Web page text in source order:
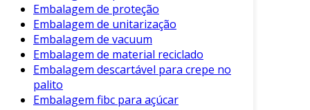
Esses benefícios fazem das embalagens de
papel biodegradável uma escolha inteligente
para empresas que buscam adotar práticas
mais sustentáveis.
Aplicações e Cenários de Uso
Embalagem de proteção
Embalagem de unitarização
Embalagem de vacuum
Embalagem de material reciclado
Embalagem descartável para crepe no
palito
Embalagem fibc para açúcar